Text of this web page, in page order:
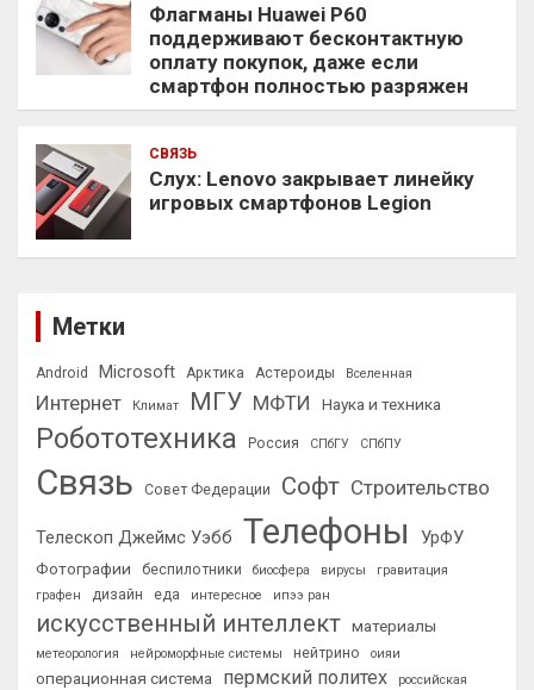
Флагманы Huawei P60
поддерживают бесконтактную
оплату покупок, даже если
смартфон полностью разряжен
СВЯЗЬ
Слух: Lenovo закрывает линейку
игровых смартфонов Legion
Метки
Android Microsoft Арктика Астероиды Вселенная
Интернет Климат МГУ МФТИ Наука и техника
Робототехника Россия СПбГУ СПбПУ
Связь Совет Федерации Софт Строительство
Телескоп Джеймс Уэбб Телефоны УрФУ
Фотографии беспилотники биосфера вирусы
гравитация
графен
дизайн еда интересное ипээ ран
искусственный интеллект материалы
метеорология нейроморфные системы нейтрино оияи
операционная система пермский политех
российская